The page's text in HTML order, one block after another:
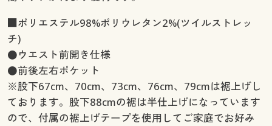
■ポリエステル98%ポリウレタン2%(ツイルストレッ
チ)
●ウエスト前開き仕様
●前後左右ポケット
※股下67cm、70cm、73cm、76cm、79cmは裾上げし
ております。股下88cmの裾は半仕上げになっています
ので、付属の裾上げテープを使用してご家庭でお好み